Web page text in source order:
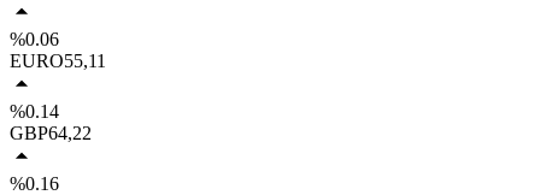
%0.06
EURO55,11
%0.14
GBP64,22
%0.16